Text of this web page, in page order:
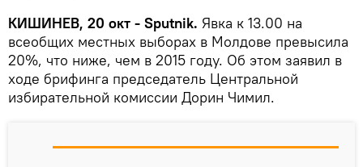
КИШИНЕВ, 20 окт - Sputnik. Явка к 13.00 на
всеобщих местных выборах в Молдове превысила
20%, что ниже, чем в 2015 году. Об этом заявил в
ходе брифинга председатель Центральной
избирательной комиссии Дорин Чимил.